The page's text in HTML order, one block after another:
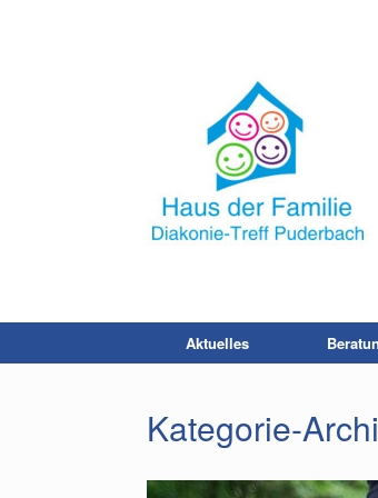
Aktuelles
Kategorie-